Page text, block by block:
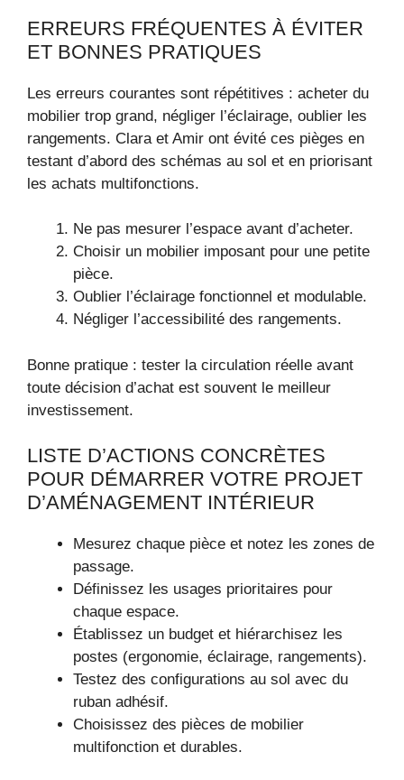
ERREURS FRÉQUENTES À ÉVITER
ET BONNES PRATIQUES
Les erreurs courantes sont répétitives : acheter du
mobilier trop grand, négliger l’éclairage, oublier les
rangements. Clara et Amir ont évité ces pièges en
testant d’abord des schémas au sol et en priorisant
les achats multifonctions.
Ne pas mesurer l’espace avant d’acheter.
Choisir un mobilier imposant pour une petite
pièce.
Oublier l’éclairage fonctionnel et modulable.
Négliger l’accessibilité des rangements.
Bonne pratique : tester la circulation réelle avant
toute décision d’achat est souvent le meilleur
investissement.
LISTE D’ACTIONS CONCRÈTES
POUR DÉMARRER VOTRE PROJET
D’AMÉNAGEMENT INTÉRIEUR
Mesurez chaque pièce et notez les zones de
passage.
Définissez les usages prioritaires pour
chaque espace.
Établissez un budget et hiérarchisez les
postes (ergonomie, éclairage, rangements).
Testez des configurations au sol avec du
ruban adhésif.
Choisissez des pièces de mobilier
multifonction et durables.